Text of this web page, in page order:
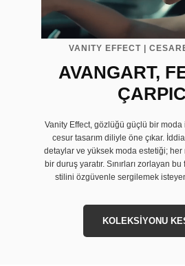
VANITY EFFECT |
AVANGART,
Vanity Effect, gözlüğü güçlü bir
cesur tasarım diliyle öne çıkar.
detaylar ve yüksek moda estetiği;
bir duruş yaratır. Sınırları zorlayan bu
stilini özgüvenle sergilemek
KOLEKSİYONU